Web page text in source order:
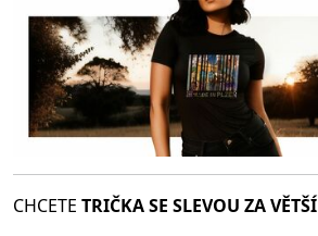
CHCETE TRIČKA SE SLEVOU ZA